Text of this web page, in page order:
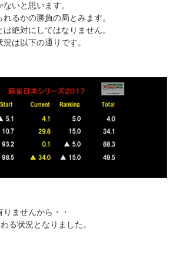
いと思います。
るかの勝負の局とみます。
絶対にしてはなりません。
は以下の通りです。
ませんから・・
る状況となりました。